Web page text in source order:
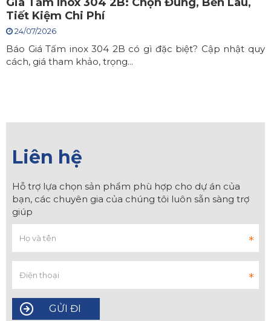
Tiết Kiệm Chi Phí
24/07/2026
Báo Giá Tấm inox 304 2B có gì đặc biệt? Cập nhật quy
cách, giá tham khảo, trọng...
Liên hệ
Hỗ trợ lựa chọn sản phẩm phù hợp cho dự án của
bạn, các chuyên gia của chúng tôi luôn sẵn sàng trợ
giúp